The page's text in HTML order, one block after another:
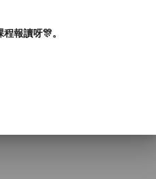
報讀呀🎊。